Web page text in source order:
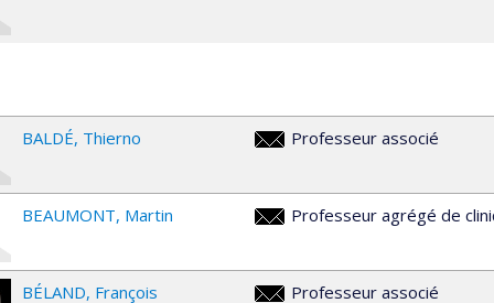
BALDÉ Thierno
Professeur associé
BEAUMONT Martin
Professeur agrégé de
BÉLAND François
Professeur associé